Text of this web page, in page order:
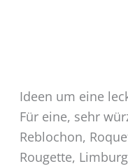
Ideen um eine
Für eine, sehr
Reblochon,
Rougette,